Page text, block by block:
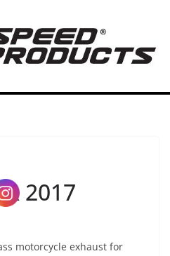
2017
motorcycle exhaust for